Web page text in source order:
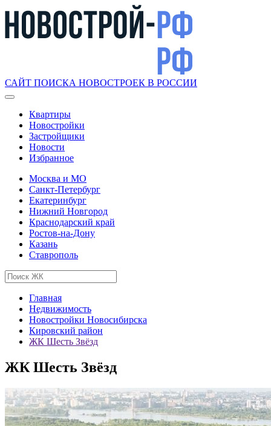
САЙТ ПОИСКА НОВОСТРОЕК В РОССИИ
Квартиры
Новостройки
Застройщики
Новости
Избранное
Москва и МО
Санкт-Петербург
Екатеринбург
Нижний Новгород
Краснодарский край
Ростов-на-Дону
Казань
Ставрополь
Главная
Недвижимость
Новостройки Новосибирска
Кировский район
ЖК Шесть Звёзд
ЖК Шесть Звёзд